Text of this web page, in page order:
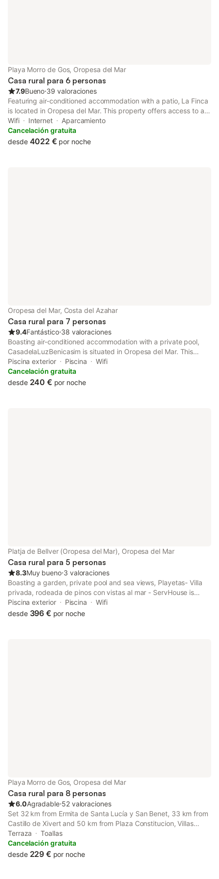
Playa Morro de Gos, Oropesa del Mar
Casa rural para 6 personas
7.9Bueno⋅39 valoraciones
Featuring air-conditioned accommodation with a patio, La Finca
is located in Oropesa del Mar. This property offers access to a
balcony, free private parking and free WiFi. The property is
non-smoking and is situated 100 metres from Playa Morro de...
Wifi Internet
Aparcamiento
Cancelación gratuita
desde 4022 € por noche
Oropesa del Mar, Costa del Azahar
Casa rural para 7 personas
9.4Fantástico⋅38 valoraciones
Boasting air-conditioned accommodation with a private pool,
CasadelaLuzBenicasim is situated in Oropesa del Mar. This
beachfront property offers access to a balcony, free private
parking and free WiFi.
Piscina exterior Piscina
Wifi
Cancelación gratuita
desde 240 € por noche
Platja de Bellver (Oropesa del Mar), Oropesa del Mar
Casa rural para 5 personas
8.3Muy bueno⋅3 valoraciones
Boasting a garden, private pool and sea views, Playetas- Villa
privada, rodeada de pinos con vistas al mar - ServHouse is
situated in Benicàssim. This beachfront property offers access
to a terrace, free private parking and free WiFi.
Piscina exterior Piscina
Wifi
desde 396 € por noche
Playa Morro de Gos, Oropesa del Mar
Casa rural para 8 personas
6.0Agradable⋅52 valoraciones
Set 32 km from Ermita de Santa Lucía y San Benet, 33 km from
Castillo de Xivert and 50 km from Plaza Constitucion, Villas
Oropesa del Mar 3000 features accommodation located in
Oropesa del Mar.
Terraza
Toallas
Cancelación gratuita
desde 229 € por noche